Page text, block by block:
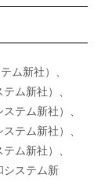
ム新社）、
ム新社）、
テム新社）、
テム新社）、
ム新社）、
システム新